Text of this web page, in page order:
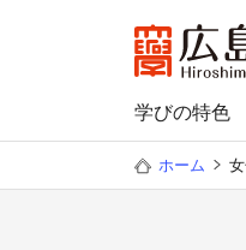
学びの特色
ホーム